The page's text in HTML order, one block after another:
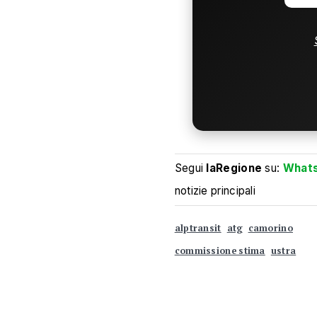
Segui laRegione su:
notizie principali
alptransit atg camorino
commissione stima ustra